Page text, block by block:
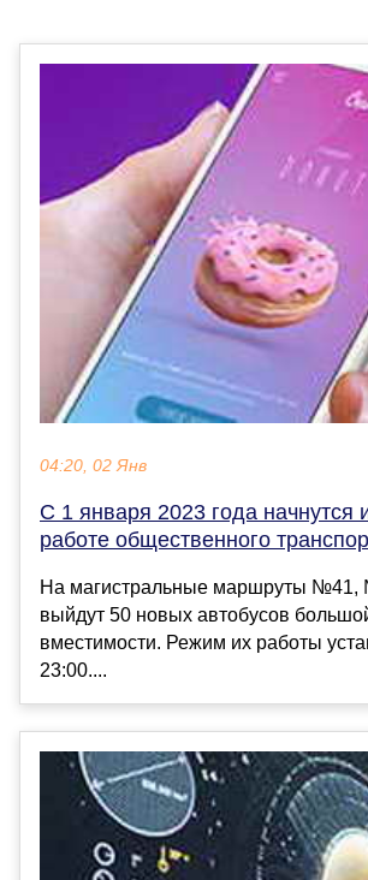
04:20, 02 Янв
С 1 января 2023 года начнутся
работе общественного
На магистральные маршруты
выйдут 50 новых автобусов
вместимости. Режим их работы
23:00....